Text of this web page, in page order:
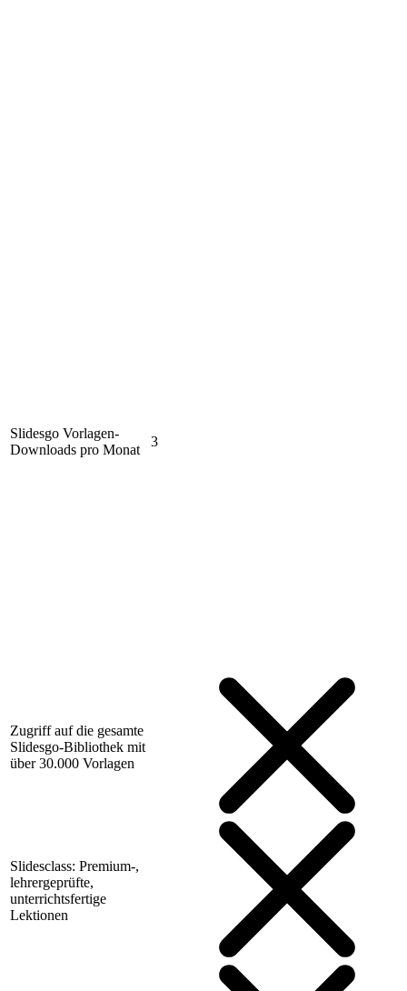
Slidesgo Vorlagen-
Downloads pro Monat
3
Zugriff auf die gesamte
Slidesgo-Bibliothek mit
über 30.000 Vorlagen
Slidesclass: Premium-,
lehrergeprüfte,
unterrichtsfertige
Lektionen